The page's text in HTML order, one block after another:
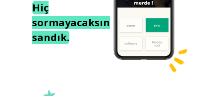
Hiç
sormayacaksın
sandık.